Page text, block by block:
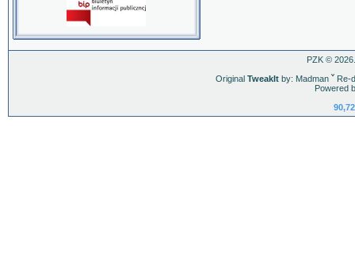
PZK ©
Original TweakItby: Madman ˇRe-
Powered